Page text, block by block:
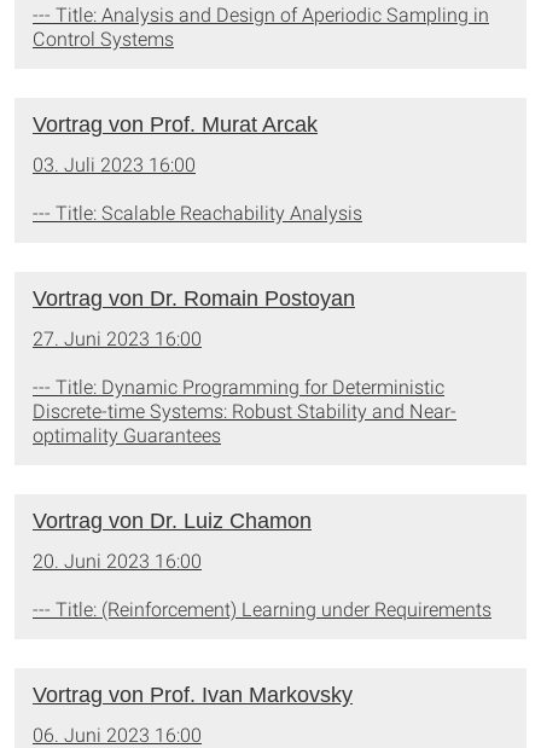
--- Title: Analysis and Design of Aperiodic Sampling in
Control Systems
Vortrag von Prof. Murat Arcak
03. Juli 2023 16:00
--- Title: Scalable Reachability Analysis
Vortrag von Dr. Romain Postoyan
27. Juni 2023 16:00
--- Title: Dynamic Programming for Deterministic
Discrete-time Systems: Robust Stability and Near-
optimality Guarantees
Vortrag von Dr. Luiz Chamon
20. Juni 2023 16:00
--- Title: (Reinforcement) Learning under Requirements
Vortrag von Prof. Ivan Markovsky
06. Juni 2023 16:00